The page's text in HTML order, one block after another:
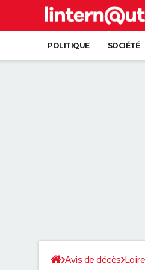
POLITIQUE SOCIÉTÉ
Avis de décès Loire